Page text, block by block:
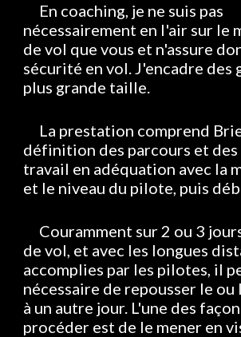
En coaching, je ne suis pas
nécessairement en l'air sur le
de vol que vous et n'assure
sécurité en vol. J'encadre des
plus grande taille.
La prestation comprend
définition des parcours et des
travail en adéquation avec la
et le niveau du pilote, puis
Couramment sur 2 ou 3
de vol, et avec les longues
accomplies par les pilotes, il
nécessaire de repousser le
à un autre jour. L'une des
procéder est de le mener en